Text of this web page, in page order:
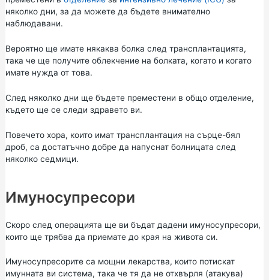
няколко дни, за да можете да бъдете внимателно
наблюдавани.
Вероятно ще имате някаква болка след трансплантацията,
така че ще получите облекчение на болката, когато и когато
имате нужда от това.
След няколко дни ще бъдете преместени в общо отделение,
където ще се следи здравето ви.
Повечето хора, които имат трансплантация на сърце-бял
дроб, са достатъчно добре да напуснат болницата след
няколко седмици.
Имуносупресори
Скоро след операцията ще ви бъдат дадени имуносупресори,
които ще трябва да приемате до края на живота си.
Имуносупресорите са мощни лекарства, които потискат
имунната ви система, така че тя да не отхвърля (атакува)